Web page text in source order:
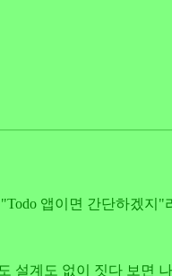
앱이면 간단하겠
설계도 없이 짓다 보면